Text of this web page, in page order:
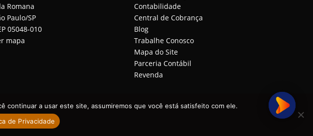
Romana
Paulo/SP
05048-010
mapa
Contabilidade
Central de Cobrança
Blog
Trabalhe Conosco
Mapa do Site
Parceria Contábil
Revenda
continuar a usar este site, assumiremos que você está satisfeito com ele.
de Privacidade